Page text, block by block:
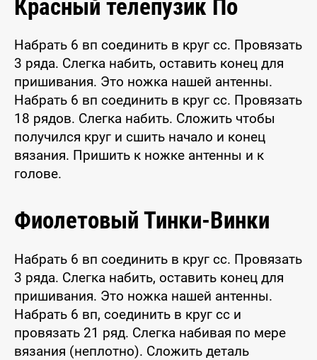
Красный телепузик По
Набрать 6 вп соединить в круг сс. Провязать
3 ряда. Слегка набить, оставить конец для
пришивания. Это ножка нашей антенны.
Набрать 6 вп соединить в круг сс. Провязать
18 рядов. Слегка набить. Сложить чтобы
получился круг и сшить начало и конец
вязания. Пришить к ножке антенны и к
голове.
Фиолетовый Тинки-Винки
Набрать 6 вп соединить в круг сс. Провязать
3 ряда. Слегка набить, оставить конец для
пришивания. Это ножка нашей антенны.
Набрать 6 вп, соединить в круг сс и
провязать 21 ряд. Слегка набивая по мере
вязания (неплотно). Сложить деталь